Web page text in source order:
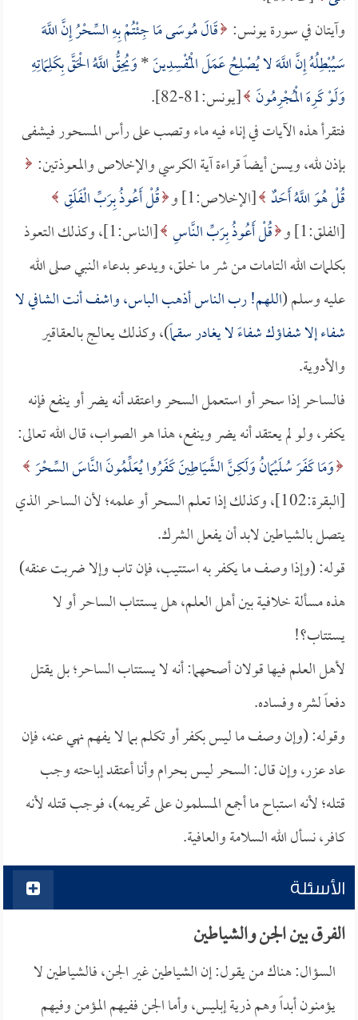
وآيتان في سورة يونس: قَالَ مُوسَى مَا جِئْتُمْ بِهِ السِّحْرُ إِنَّ اللَّهَ
سَيُبْطِلُهُ إِنَّ اللَّهَ لا يُصْلِحُ عَمَلَ الْمُفْسِدِينَ*وَيُحِقُّ اللَّهُ الْحَقَّ بِكَلِمَاتِهِ
وَلَوْ كَرِهَ الْمُجْرِمُونَ [يونس:81-82].
فتقرأ هذه الآيات في إناء فيه ماء وتصب على رأس المسحور فيشفى
بإذن لله، ويسن أيضاً قراءة آية الكرسي والإخلاص والمعوذتين:
قُلْ هُوَ اللَّهُ أَحَدٌ [الإخلاص:1] و
قُلْ أَعُوذُ بِرَبِّ الْفَلَقِ
[الفلق:1] و
قُلْ أَعُوذُ بِرَبِّ النَّاسِ
[الناس:1]، وكذلك التعوذ
بكلمات الله التامات من شر ما خلق، ويدعو بدعاء النبي صلى الله
عليه وسلم (اللهم! رب الناس أذهب الباس، واشف أنت الشافي لا
شفاء إلا شفاؤك شفاءً لا يغادر سقماً)، وكذلك يعالج بالعقاقير
والأدوية.
فالساحر إذا سحر أو استعمل السحر واعتقد أنه يضر أو ينفع فإنه
يكفر، ولو لم يعتقد أنه يضر وينفع، هذا هو الصواب، قال الله تعالى:
وَمَا كَفَرَ سُلَيْمَانُ وَلَكِنَّ الشَّيَاطِينَ كَفَرُوا يُعَلِّمُونَ النَّاسَ السِّحْرَ
[البقرة:102]، وكذلك إذا تعلم السحر أو علمه؛ لأن الساحر الذي
يتصل بالشياطين لابد أن يفعل الشرك.
قوله: (وإذا وصف ما يكفر به استتيب، فإن تاب وإلا ضربت عنقه)
هذه مسألة خلافية بين أهل العلم، هل يستتاب الساحر أو لا
يستتاب؟!
لأهل العلم فيها قولان أصحهما: أنه لا يستتاب الساحر؛ بل يقتل
دفعاً لشره وفساده.
وقوله: (وإن وصف ما ليس بكفر أو تكلم بما لا يفهم نهي عنه، فإن
عاد عزر، وإن قال: السحر ليس بحرام وأنا أعتقد إباحته وجب
قتله؛ لأنه استباح ما أجمع المسلمون على تحريمه)، فوجب قتله لأنه
كافر، نسأل الله السلامة والعافية.
الأسئلة
الفرق بين الجن والشياطين
السؤال: هناك من يقول: إن الشياطين غير الجن، فالشياطين لا
يؤمنون أبداً وهم ذرية إبليس، وأما الجن ففيهم المؤمن وفيهم